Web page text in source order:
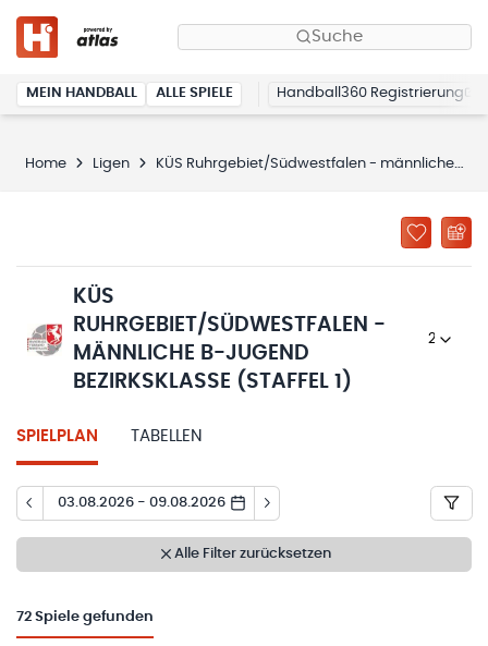
Suche
MEIN HANDBALL ALLE SPIELE Handball360 Registrierung
Home Ligen KÜS Ruhrgebiet/Südwestfalen - männliche B-Jugend Bezirksklasse (Staffel 1)
KÜS
RUHRGEBIET/SÜDWESTFALEN -
MÄNNLICHE B-JUGEND
BEZIRKSKLASSE (STAFFEL 1)
2024/25
SPIELPLAN TABELLEN
03.08.2026 - 09.08.2026
Alle Filter zurücksetzen
72 Spiele gefunden